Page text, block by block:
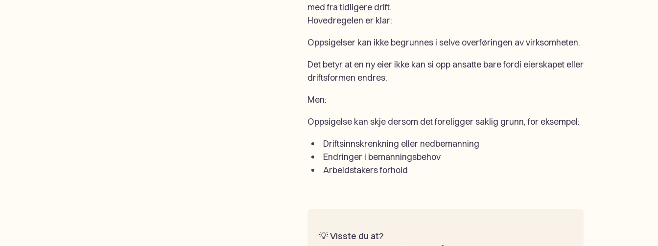
med fra tidligere drift.
Hovedregelen er klar:
Oppsigelser kan ikke begrunnes i selve overføringen av virksomheten.
Det betyr at en ny eier ikke kan si opp ansatte bare fordi eierskapet eller
driftsformen endres.
Men:
Oppsigelse kan skje dersom det foreligger saklig grunn, for eksempel:
Driftsinnskrenkning eller nedbemanning
Endringer i bemanningsbehov
Arbeidstakers forhold
💡Visste du at?